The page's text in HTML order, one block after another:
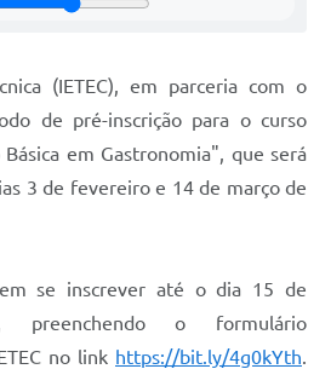
(IETEC), em parceria com o
de pré-inscrição para o curso
em Gastronomia", que será
3 de fevereiro e 14 de março de
se inscrever até o dia 15 de
preenchendo o formulário
no link https://bit.ly/4g0kYth.